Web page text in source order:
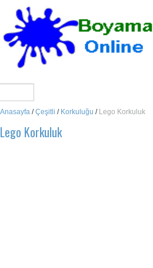
Anasayfa /Çeşitli / Korkuluğu / Lego Korkuluk
Lego Korkuluk